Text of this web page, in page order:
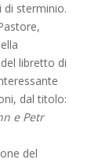
di sterminio.
libretto di
dal titolo:
e Petr
del